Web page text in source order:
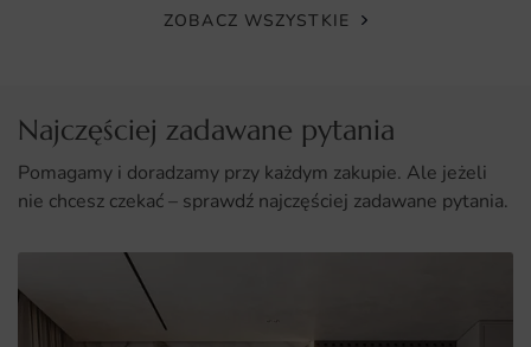
idealne dopasowanie do Twojej przestrzeni.
ZOBACZ WSZYSTKIE
Najczęściej zadawane pytania
Pomagamy i doradzamy przy każdym zakupie. Ale jeżeli
nie chcesz czekać – sprawdź najczęściej zadawane pytania.